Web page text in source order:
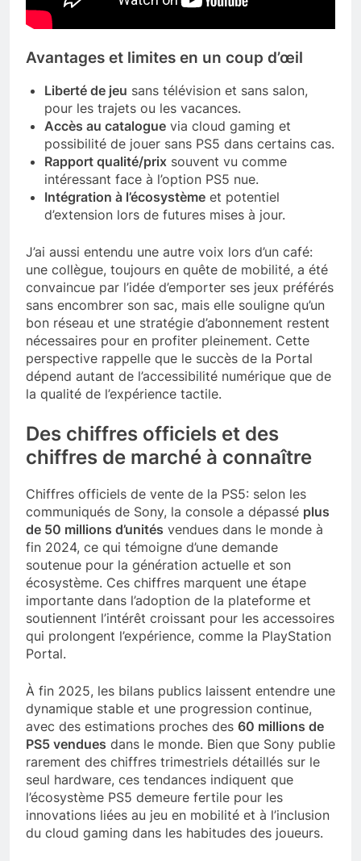
Avantages et limites en un coup d’œil
Liberté de jeu sans télévision et sans salon,
pour les trajets ou les vacances.
Accès au catalogue via cloud gaming et
possibilité de jouer sans PS5 dans certains cas.
Rapport qualité/prix souvent vu comme
intéressant face à l’option PS5 nue.
Intégration à l’écosystème et potentiel
d’extension lors de futures mises à jour.
J’ai aussi entendu une autre voix lors d’un café:
une collègue, toujours en quête de mobilité, a été
convaincue par l’idée d’emporter ses jeux préférés
sans encombrer son sac, mais elle souligne qu’un
bon réseau et une stratégie d’abonnement restent
nécessaires pour en profiter pleinement. Cette
perspective rappelle que le succès de la Portal
dépend autant de l’accessibilité numérique que de
la qualité de l’expérience tactile.
Des chiffres officiels et des
chiffres de marché à connaître
Chiffres officiels de vente de la PS5: selon les
communiqués de Sony, la console a dépassé plus
de 50 millions d’unités vendues dans le monde à
fin 2024, ce qui témoigne d’une demande
soutenue pour la génération actuelle et son
écosystème. Ces chiffres marquent une étape
importante dans l’adoption de la plateforme et
soutiennent l’intérêt croissant pour les accessoires
qui prolongent l’expérience, comme la PlayStation
Portal.
À fin 2025, les bilans publics laissent entendre une
dynamique stable et une progression continue,
avec des estimations proches des 60 millions de
PS5 vendues dans le monde. Bien que Sony publie
rarement des chiffres trimestriels détaillés sur le
seul hardware, ces tendances indiquent que
l’écosystème PS5 demeure fertile pour les
innovations liées au jeu en mobilité et à l’inclusion
du cloud gaming dans les habitudes des joueurs.